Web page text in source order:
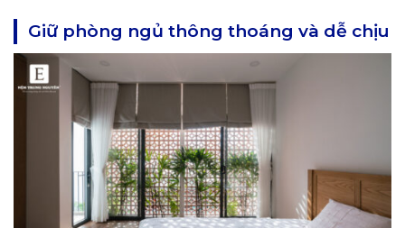
Giữ phòng ngủ thông thoáng và dễ chịu